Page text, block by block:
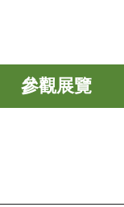
參觀展覽